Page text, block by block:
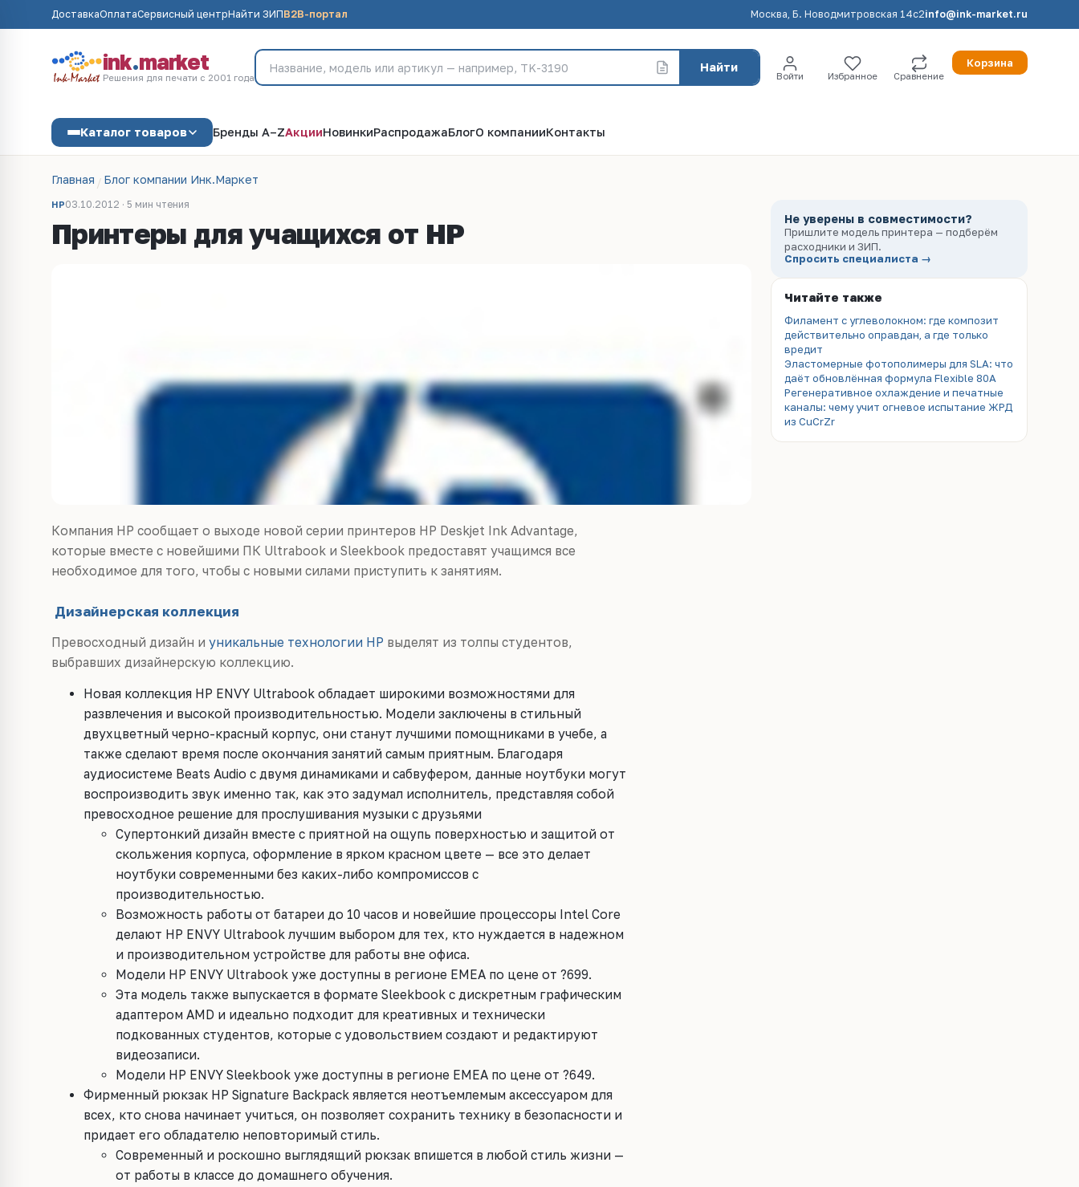
ДоставкаОплатаСервисный центрНайти ЗИПB2B-портал Москва, Б. Новодмитровская 14с2info@ink-market.ru
ink.market
Решения для печати с 2001 года
Найти
Войти Избранное Сравнение
Корзина
Каталог товаров Бренды A–ZАкцииНовинкиРаспродажаБлогО компанииКонтакты
Главная Блог компании Инк.Маркет
HP03.10.2012 · 5 мин чтения
Принтеры для учащихся от HP
Компания HP сообщает о выходе новой серии принтеров HP Deskjet Ink Advantage,
которые вместе с новейшими ПК Ultrabook и Sleekbook предоставят учащимся все
необходимое для того, чтобы с новыми силами приступить к занятиям.
Дизайнерская коллекция
Превосходный дизайн и уникальные технологии HP выделят из толпы студентов,
выбравших дизайнерскую коллекцию.
Новая коллекция HP ENVY Ultrabook обладает широкими возможностями для
развлечения и высокой производительностью. Модели заключены в стильный
двухцветный черно-красный корпус, они станут лучшими помощниками в учебе, а
также сделают время после окончания занятий самым приятным. Благодаря
аудиосистеме Beats Audio с двумя динамиками и сабвуфером, данные ноутбуки могут
воспроизводить звук именно так, как это задумал исполнитель, представляя собой
превосходное решение для прослушивания музыки с друзьями
Супертонкий дизайн вместе с приятной на ощупь поверхностью и защитой от
скольжения корпуса, оформление в ярком красном цвете — все это делает
ноутбуки современными без каких-либо компромиссов с
производительностью.
Возможность работы от батареи до 10 часов и новейшие процессоры Intel Core
делают HP ENVY Ultrabook лучшим выбором для тех, кто нуждается в надежном
и производительном устройстве для работы вне офиса.
Модели HP ENVY Ultrabook уже доступны в регионе EMEA по цене от ?699.
Эта модель также выпускается в формате Sleekbook с дискретным графическим
адаптером AMD и идеально подходит для креативных и технически
подкованных студентов, которые с удовольствием создают и редактируют
видеозаписи.
Модели HP ENVY Sleekbook уже доступны в регионе EMEA по цене от ?649.
Фирменный рюкзак HP Signature Backpack является неотъемлемым аксессуаром для
всех, кто снова начинает учиться, он позволяет сохранить технику в безопасности и
придает его обладателю неповторимый стиль.
Современный и роскошно выглядящий рюкзак впишется в любой стиль жизни —
от работы в классе до домашнего обучения.
Не уверены в совместимости?
Пришлите модель принтера — подберём
расходники и ЗИП.
Спросить специалиста →
Читайте также
Филамент с углеволокном: где композит
действительно оправдан, а где только
вредит
Эластомерные фотополимеры для SLA: что
даёт обновлённая формула Flexible 80A
Регенеративное охлаждение и печатные
каналы: чему учит огневое испытание ЖРД
из CuCrZr